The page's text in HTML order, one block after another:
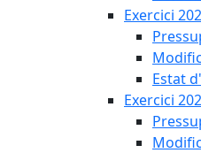
Exercici
Estat
Exercici